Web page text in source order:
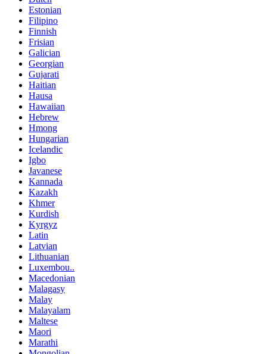
Estonian
Filipino
Finnish
Frisian
Galician
Georgian
Gujarati
Haitian
Hausa
Hawaiian
Hebrew
Hmong
Hungarian
Icelandic
Igbo
Javanese
Kannada
Kazakh
Khmer
Kurdish
Kyrgyz
Latin
Latvian
Lithuanian
Luxembou..
Macedonian
Malagasy
Malay
Malayalam
Maltese
Maori
Marathi